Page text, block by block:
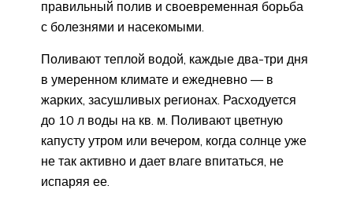
правильный полив и своевременная борьба
с болезнями и насекомыми.
Поливают теплой водой, каждые два-три дня
в умеренном климате и ежедневно — в
жарких, засушливых регионах. Расходуется
до 10 л воды на кв. м. Поливают цветную
капусту утром или вечером, когда солнце уже
не так активно и дает влаге впитаться, не
испаряя ее.